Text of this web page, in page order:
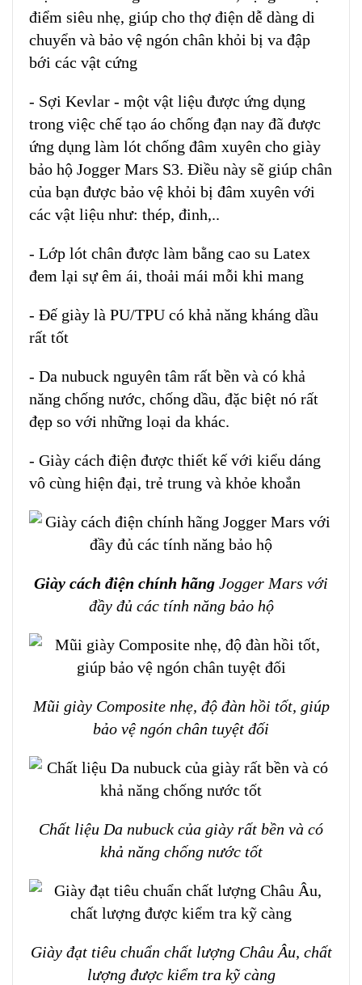
điểm siêu nhẹ, giúp cho thợ điện dễ dàng di
chuyển và bảo vệ ngón chân khỏi bị va đập
bới các vật cứng
- Sợi Kevlar - một vật liệu được ứng dụng
trong việc chế tạo áo chống đạn nay đã được
ứng dụng làm lót chống đâm xuyên cho giày
bảo hộ Jogger Mars S3. Điều này sẽ giúp chân
của bạn được bảo vệ khỏi bị đâm xuyên với
các vật liệu như: thép, đinh,..
- Lớp lót chân được làm bằng cao su Latex
đem lại sự êm ái, thoải mái mỗi khi mang
- Đế giày là PU/TPU có khả năng kháng dầu
rất tốt
- Da nubuck nguyên tâm rất bền và có khả
năng chống nước, chống dầu, đặc biệt nó rất
đẹp so với những loại da khác.
- Giày cách điện được thiết kế với kiểu dáng
vô cùng hiện đại, trẻ trung và khỏe khoắn
Giày cách điện chính hãng Jogger Mars với
đầy đủ các tính năng bảo hộ
Mũi giày Composite nhẹ, độ đàn hồi tốt, giúp
bảo vệ ngón chân tuyệt đối
Chất liệu Da nubuck của giày rất bền và có
khả năng chống nước tốt
Giày đạt tiêu chuẩn chất lượng Châu Âu, chất
lượng được kiểm tra kỹ càng